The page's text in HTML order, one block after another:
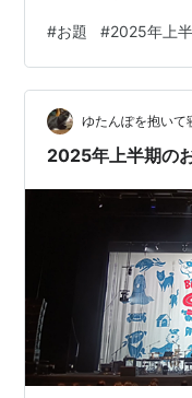
す。 少し前までは
から目をそらして生
ていました。 切羽
いますが、色んな事
と思っています。
#お題 #2025年上
ゆたんぽを抱いて
2025年上半期の